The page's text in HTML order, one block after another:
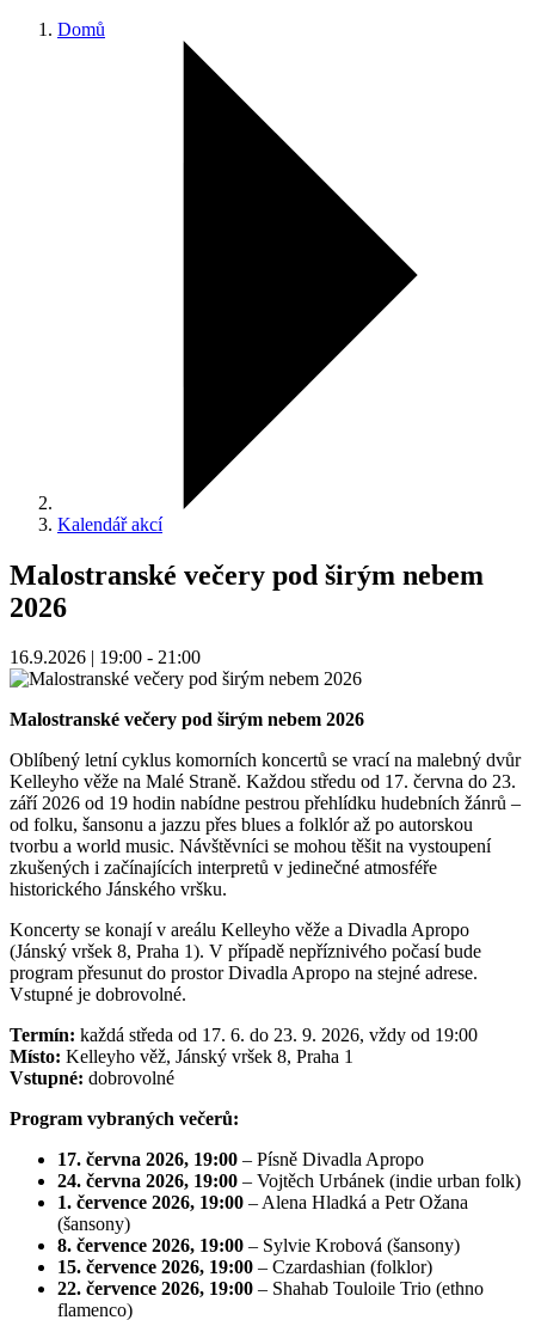
Domů
Kalendář akcí
Malostranské večery pod širým nebem
2026
16.9.2026 | 19:00 - 21:00
Malostranské večery pod širým nebem 2026
Oblíbený letní cyklus komorních koncertů se vrací na malebný dvůr
Kelleyho věže na Malé Straně. Každou středu od 17. června do 23.
září 2026 od 19 hodin nabídne pestrou přehlídku hudebních žánrů –
od folku, šansonu a jazzu přes blues a folklór až po autorskou
tvorbu a world music. Návštěvníci se mohou těšit na vystoupení
zkušených i začínajících interpretů v jedinečné atmosféře
historického Jánského vršku.
Koncerty se konají v areálu Kelleyho věže a Divadla Apropo
(Jánský vršek 8, Praha 1). V případě nepříznivého počasí bude
program přesunut do prostor Divadla Apropo na stejné adrese.
Vstupné je dobrovolné.
Termín: každá středa od 17. 6. do 23. 9. 2026, vždy od 19:00
Místo: Kelleyho věž, Jánský vršek 8, Praha 1
Vstupné: dobrovolné
Program vybraných večerů:
17. června 2026, 19:00 – Písně Divadla Apropo
24. června 2026, 19:00 – Vojtěch Urbánek (indie urban folk)
1. července 2026, 19:00 – Alena Hladká a Petr Ožana
(šansony)
8. července 2026, 19:00 – Sylvie Krobová (šansony)
15. července 2026, 19:00 – Czardashian (folklor)
22. července 2026, 19:00 – Shahab Touloile Trio (ethno
flamenco)